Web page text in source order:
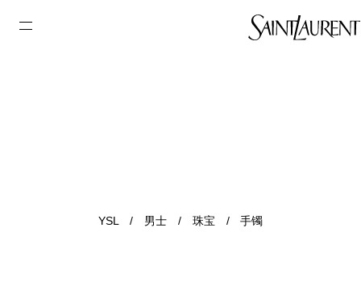
YSL / 男士 / 珠宝 / 手镯